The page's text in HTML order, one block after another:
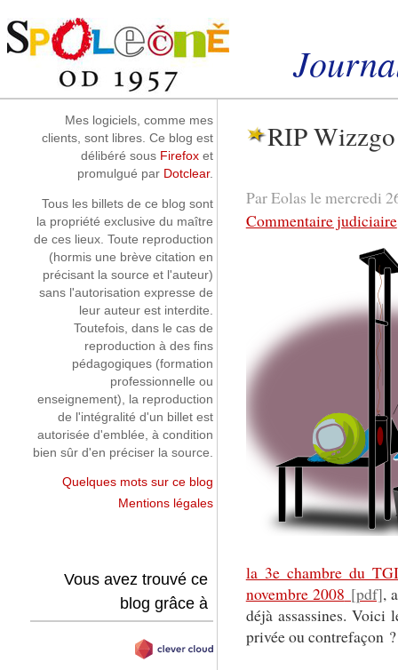
RIP Wizzgo
Par Eolas le mercredi
Commentaire judiciaire
la 3e chambre du
novembre 2008
,
déjà assassines.
privée ou contrefaçon ?
Mes logiciels, comme mes
clients, sont libres. Ce blog est
délibéré sous Firefox et
promulgué par Dotclear.
Tous les billets de ce blog sont
la propriété exclusive du maître
de ces lieux. Toute reproduction
(hormis une brève citation en
précisant la source et l'auteur)
sans l'autorisation expresse de
leur auteur est interdite.
Toutefois, dans le cas de
reproduction à des fins
pédagogiques (formation
professionnelle ou
enseignement), la reproduction
de l'intégralité d'un billet est
autorisée d'emblée, à condition
bien sûr d'en préciser la source.
Quelques mots sur ce blog
Mentions légales
Vous avez trouvé ce
blog grâce à